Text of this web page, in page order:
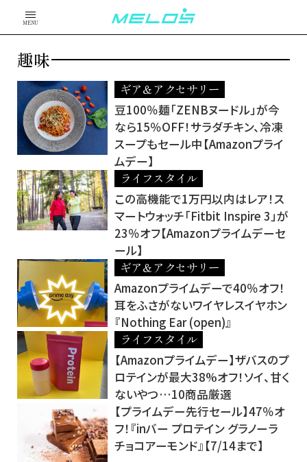
MENU
趣味
ギア＆アクセサリー
豆100％麺「ZENBヌードル」が今
なら15％OFF！サラダチキン、冷凍
スープもセール中【Amazonプライ
ムデー】
ライフスタイル
この高機能で1万円以内はレア！ス
マートウォッチ「Fitbit Inspire 3」が
23％オフ【Amazonプライムデーセ
ール】
ギア＆アクセサリー
Amazonプライムデーで40％オフ！
耳をふさがないワイヤレスイヤホン
『Nothing Ear (open)』
ライフスタイル
【Amazonプライムデー】ザバスのプ
ロテインが最大38%オフ！ソイ、甘く
ないやつ…10商品厳選
【プライムデー先行セール】47％オ
フ！『inバー プロテイン グラノーラ
チョコアーモンド』【7/14まで】